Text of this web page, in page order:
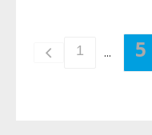
1 5